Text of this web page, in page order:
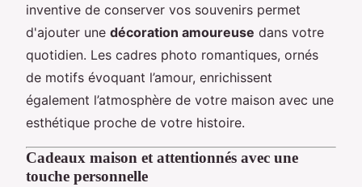
inventive de conserver vos souvenirs permet
d'ajouter une décoration amoureuse dans votre
quotidien. Les cadres photo romantiques, ornés
de motifs évoquant l’amour, enrichissent
également l’atmosphère de votre maison avec une
esthétique proche de votre histoire.
Cadeaux maison et attentionnés avec une
touche personnelle